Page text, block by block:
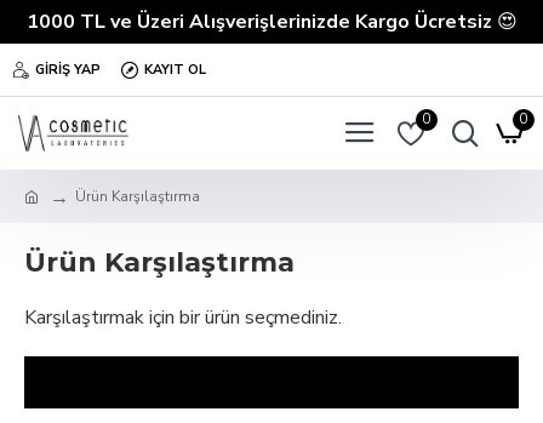
1000 TL ve Üzeri Alışverişlerinizde Kargo Ücretsiz 😍
GIRIŞ YAP KAYIT OL
0 0
Ürün Karşılaştırma
Ürün Karşılaştırma
Karşılaştırmak için bir ürün seçmediniz.